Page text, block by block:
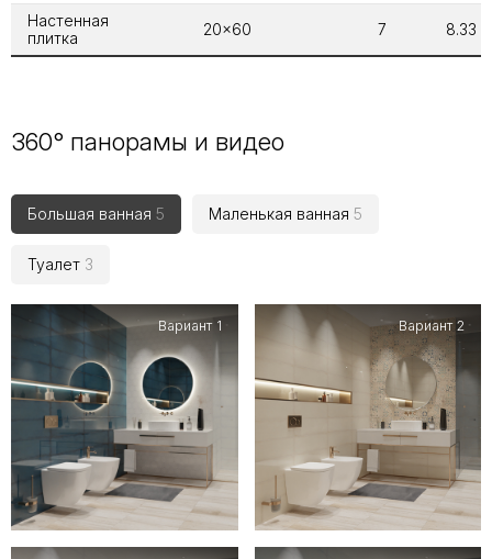
Настенная
плитка
20x60 7 8.33
360° панорамы и видео
Большая ванная 5 Маленькая ванная 5
Туалет 3
Вариант 1 Вариант 2